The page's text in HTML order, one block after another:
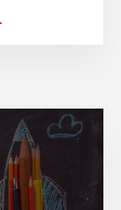
IN
PUBBLICO:
COME
SUPERARLA